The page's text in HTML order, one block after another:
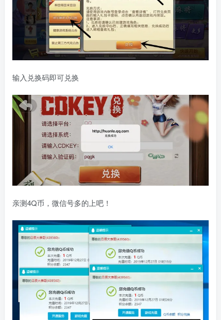
输入兑换码即可兑换
亲测4Q币，微信号多的上吧！